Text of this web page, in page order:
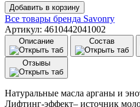
Количество
товара
Крем
для
тела
Savonry
(270
гр)
Лифтинг-
эффект
Добавить в корзину
Все товары бренда Savonry
Артикул: 4610442041002
Описание Состав
Отзывы
Натуральные масла арганы и
Лифтинг-эффект– источник